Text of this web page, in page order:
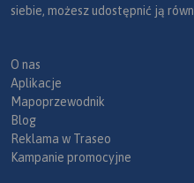
siebie, możesz udostępnić ją
O nas
Aplikacje
Mapoprzewodnik
Blog
Reklama w Traseo
Kampanie promocyjne